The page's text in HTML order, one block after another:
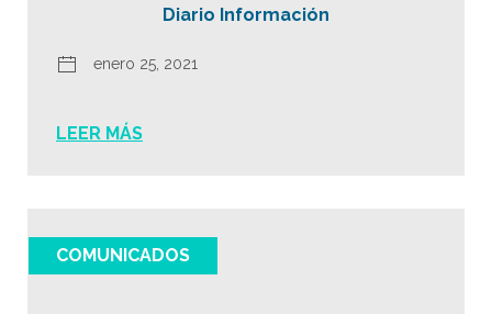
Diario Información
enero 25, 2021
LEER MÁS
COMUNICADOS